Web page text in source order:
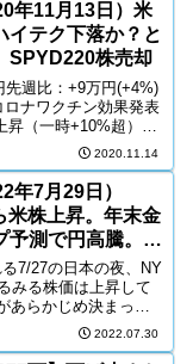
年11月13日）米
イテク下落か？と
株売却
先週比：+9万円(+4%)
ナワクチン効果発表
（一時+10%超）
2020.11.14
年7月29日）
米株上昇。年末金
予測で円高騰。資
1万7/27の日本の夜、NY
みる株価は上昇して
らかじめ決まって
2022.07.30